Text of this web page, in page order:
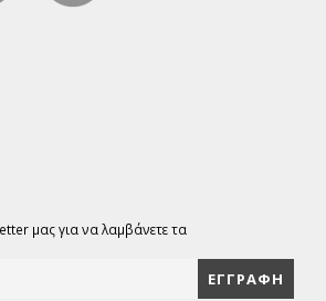
μας για να λαμβάνετε τα